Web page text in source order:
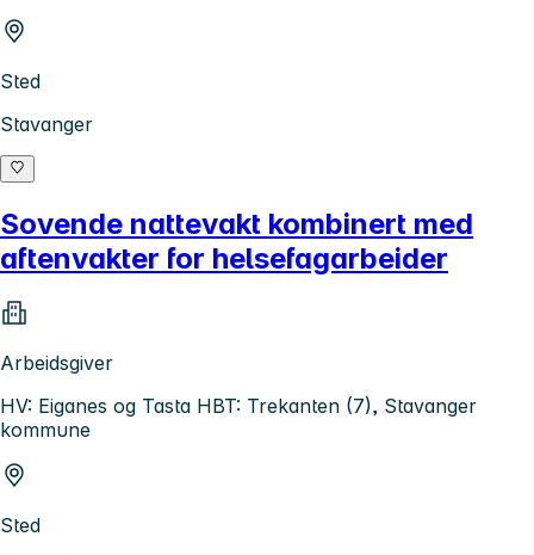
Sted
Stavanger
Sovende nattevakt kombinert med
aftenvakter for helsefagarbeider
Arbeidsgiver
HV: Eiganes og Tasta HBT: Trekanten (7), Stavanger
kommune
Sted